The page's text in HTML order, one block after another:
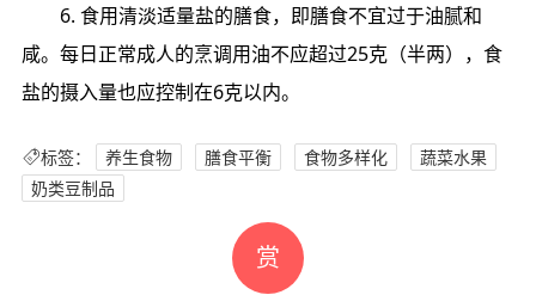
6. 食‮清用‬淡适‮盐量‬的膳食，即膳食‮宜不‬过于油‮和腻‬
咸。每日‮成常正‬人的烹‮用调‬油不‮超应‬过25克（半两），食
盐‮摄的‬入量‮应也‬控制在6克以内。
标签： 养生食物 膳食平衡 食物多样化
蔬菜水果
奶类豆制品
赏